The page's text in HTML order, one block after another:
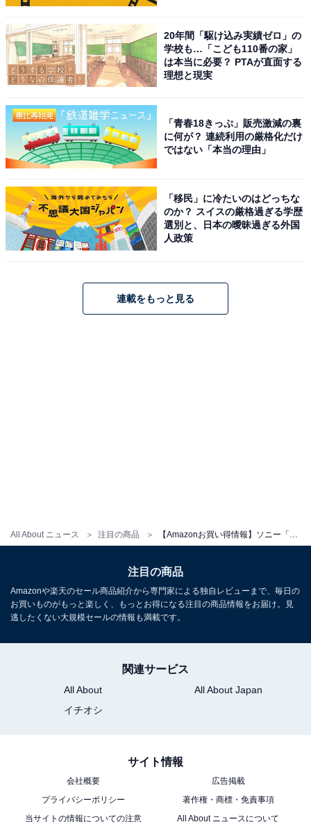
All About ニュース 注目の商品
ソニー(SONY) テレビ 65インチ 液晶 4K ブラビア KJ-
65X81L Google TV 10畳以上推奨
Amazonで見る
ソニー「KJ-55X75WL」
ソニー(SONY) テレビ 65インチ 液晶 4K ブラビア KJ-
65X75WL Google TV 10畳以上推奨
ソニー「KJ-75X81L」
20年間「駆け込み実績ゼロ」の
学校も…「こども110番の家」
は本当に必要？ PTAが直面する
理想と現実
「青春18きっぷ」販売激減の裏
に何が？ 連続利用の厳格化だけ
ではない「本当の理由」
「移民」に冷たいのはどっちな
のか？ スイスの厳格過ぎる学歴
選別と、日本の曖昧過ぎる外国
人政策
連載をもっと見る
注目の商品
Amazonや楽天のセール商品紹介から専門家による独自レビューまで、毎日の
お買いものがもっと楽しく、もっとお得になる注目の商品情報をお届け。見
逃したくない大規模セールの情報も満載です。
関連サービス
All About
All About Japan
イチオシ
サイト情報
会社概要
広告掲載
プライバシーポリシー
著作権・商標・免責事項
当サイトの情報についての注意
All About ニュースについて